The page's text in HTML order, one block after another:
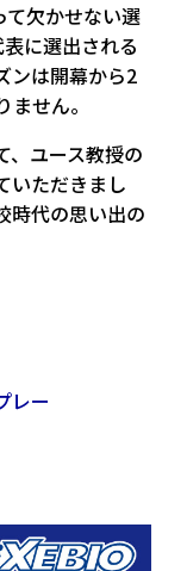
て欠かせない選
に選出される
ンは開幕から2
せん。
、ユース教授の
いただきまし
時代の思い出の
レー